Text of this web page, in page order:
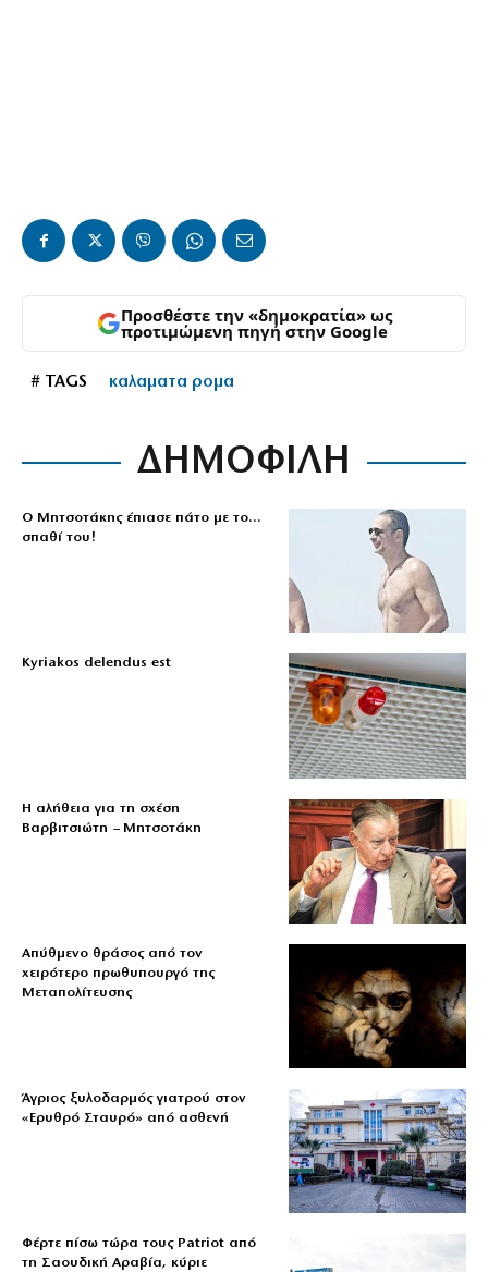
Προσθέστε την «δημοκρατία» ως
προτιμώμενη πηγή στην Google
# TAGS καλαματα ρομα
ΔΗΜΟΦΙΛΗ
Ο Μητσοτάκης έπιασε πάτο με το…
σπαθί του!
Kyriakos delendus est
Η αλήθεια για τη σχέση
Βαρβιτσιώτη – Μητσοτάκη
Απύθμενο θράσος από τον
χειρότερο πρωθυπουργό της
Μεταπολίτευσης
Άγριος ξυλοδαρμός γιατρού στον
«Ερυθρό Σταυρό» από ασθενή
Φέρτε πίσω τώρα τους Patriot από
τη Σαουδική Αραβία, κύριε